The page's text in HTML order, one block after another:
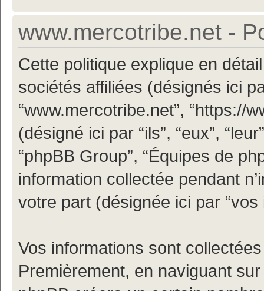
www.mercotribe.net -
Cette politique explique en
sociétés affiliées (désignés ici
“www.mercotribe.net”, “https://
(désigné ici par “ils”, “eux”,
“phpBB Group”, “Équipes de
information collectée pendant
votre part (désignée ici par “vos
Vos informations sont
Premièrement, en naviguant